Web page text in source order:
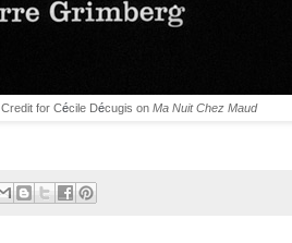
Credit for Cécile Décugis on Ma Nuit Chez Maud